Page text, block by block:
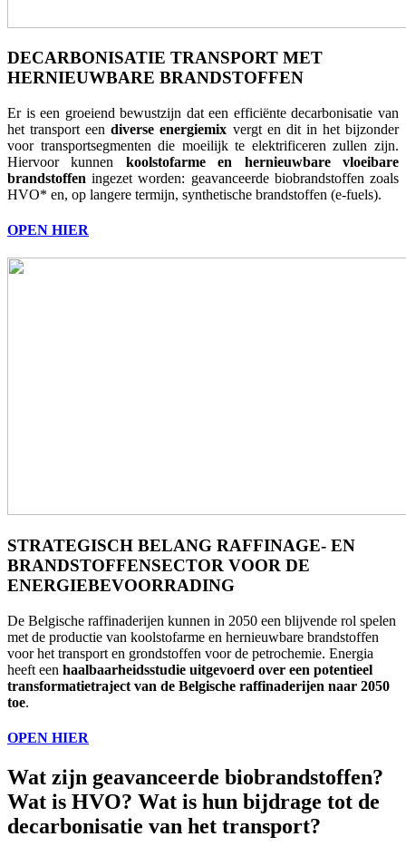
DECARBONISATIE TRANSPORT MET
HERNIEUWBARE BRANDSTOFFEN
Er is een groeiend bewustzijn dat een efficiënte decarbonisatie van
het transport eendiverse energiemix vergt en dit in het bijzonder
voor transportsegmenten die moeilijk te elektrificeren zullen zijn.
Hiervoor kunnen koolstofarme en hernieuwbare vloeibare
brandstoffen ingezet worden: geavanceerde biobrandstoffen zoals
HVO* en, op langere termijn, synthetische brandstoffen (e-fuels).
OPEN HIER
STRATEGISCH BELANG RAFFINAGE- EN
BRANDSTOFFENSECTOR VOOR DE
ENERGIEBEVOORRADING
De Belgische raffinaderijen kunnen in 2050 een blijvende rol spelen
met de productie van koolstofarme en hernieuwbare brandstoffen
voor het transport en grondstoffen voor de petrochemie. Energia
heeft een haalbaarheidsstudie uitgevoerd over een potentieel
transformatietraject van de Belgische raffinaderijen naar 2050
toe.
OPEN HIER
Wat zijn geavanceerde biobrandstoffen?
Wat is HVO? Wat is hun bijdrage tot de
decarbonisatie van het transport?